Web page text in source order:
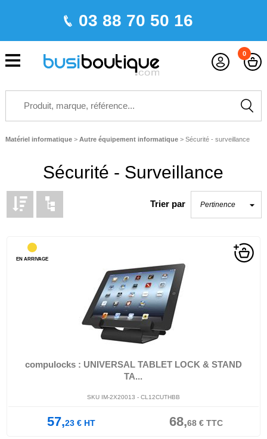
03 88 70 50 16
0
Matériel informatique > Autre équipement informatique > Sécurité - surveillance
Sécurité - Surveillance
Trier par
compulocks : UNIVERSAL TABLET LOCK & STAND
TA...
SKU IM-2X20013 - CL12CUTHBB
57,23€HT 68,68€TTC
EN ARRIVAGE